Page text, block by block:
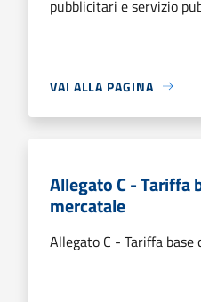
pubblicitari e servizio
VAI ALLA PAGINA
Allegato C - Tariffa
mercatale
Allegato C - Tariffa base